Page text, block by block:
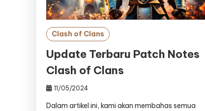
Clash of Clans
Update Terbaru Patch Notes
Clash of Clans
11/05/2024
Dalam artikel ini, kami akan membahas semua